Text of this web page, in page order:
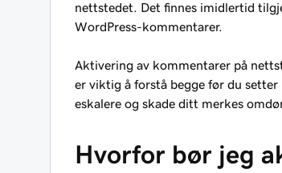
nettstedet. Det finnes imidlertid
WordPress-kommentarer.
Aktivering av kommentarer på
er viktig å forstå begge før du
eskalere og skade ditt merkes
Hvorfor bør jeg